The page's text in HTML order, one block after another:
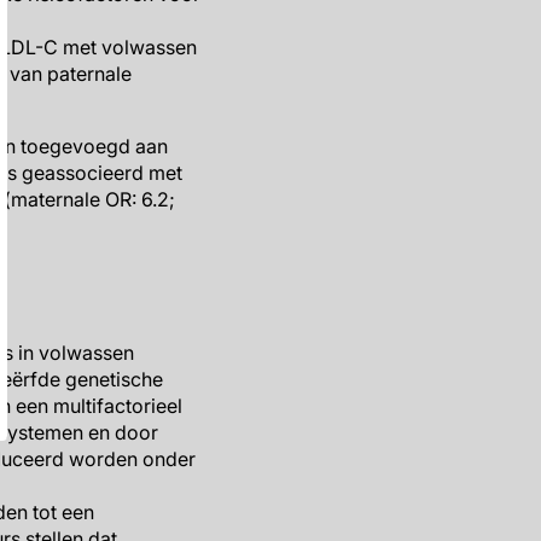
C met volwassen
van paternale
toegevoegd aan
geassocieerd met
OR: 6.2;
in volwassen
genetische
een multifactorieel
en door
worden onder
tot een